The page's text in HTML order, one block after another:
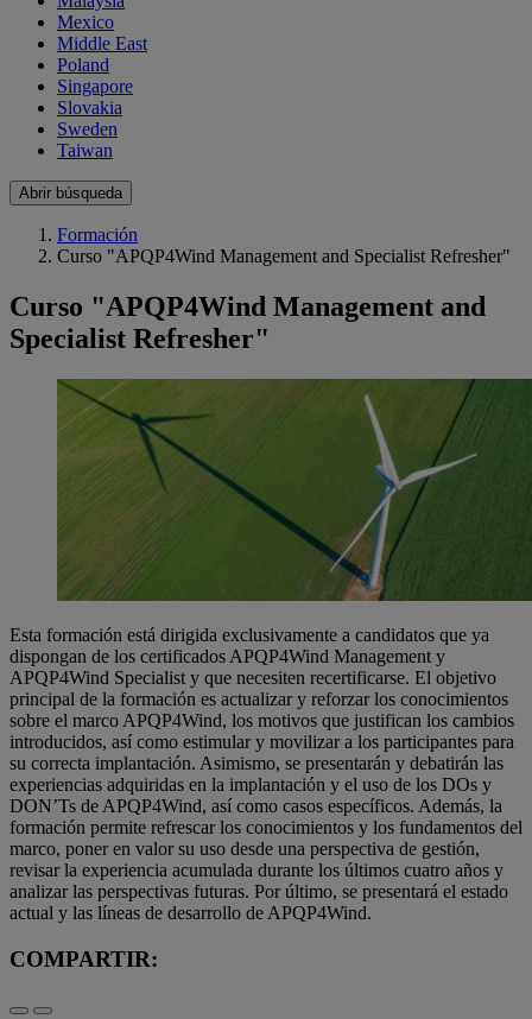
Mexico
Middle East
Poland
Singapore
Slovakia
Sweden
Taiwan
Abrir búsqueda
Formación
Curso "APQP4Wind Management and Specialist Refresher"
Curso "APQP4Wind Management and
Specialist Refresher"
Esta formación está dirigida exclusivamente a candidatos que ya
dispongan de los certificados APQP4Wind Management y
APQP4Wind Specialist y que necesiten recertificarse. El objetivo
principal de la formación es actualizar y reforzar los conocimientos
sobre el marco APQP4Wind, los motivos que justifican los cambios
introducidos, así como estimular y movilizar a los participantes para
su correcta implantación. Asimismo, se presentarán y debatirán las
experiencias adquiridas en la implantación y el uso de los DOs y
DON’Ts de APQP4Wind, así como casos específicos. Además, la
formación permite refrescar los conocimientos y los fundamentos del
marco, poner en valor su uso desde una perspectiva de gestión,
revisar la experiencia acumulada durante los últimos cuatro años y
analizar las perspectivas futuras. Por último, se presentará el estado
actual y las líneas de desarrollo de APQP4Wind.
COMPARTIR: